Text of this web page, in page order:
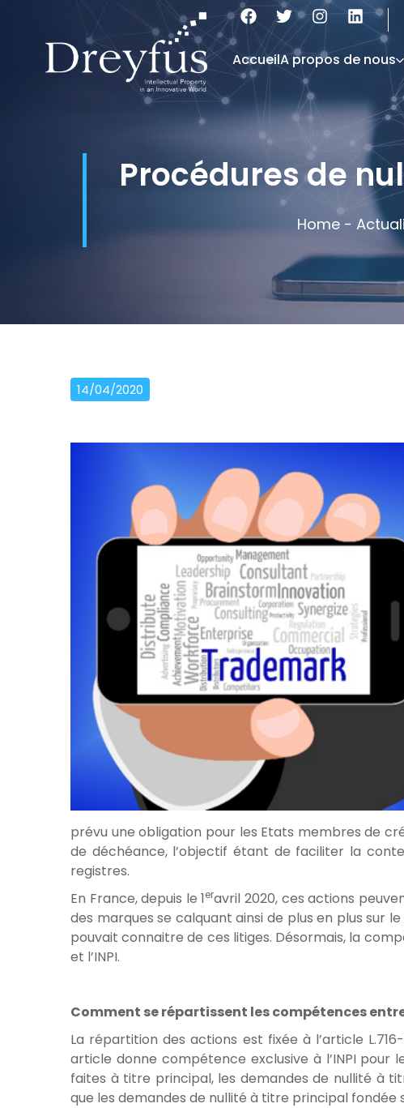
AccueilA propos de nous
Procédures de
Home -
14/04/2020
prévu une obligation pour les Etats membres de
de déchéance, l’objectif étant de faciliter la
registres.
En France, depuis le 1eravril 2020, ces actions
des marques se calquant ainsi de plus en plus sur
pouvait connaitre de ces litiges. Désormais, la
et l’INPI.
Comment se répartissent les compétences
La répartition des actions est fixée à l’article
article donne compétence exclusive à l’INPI pour
faites à titre principal, les demandes de nullité à
que les demandes de nullité à titre principal fondée